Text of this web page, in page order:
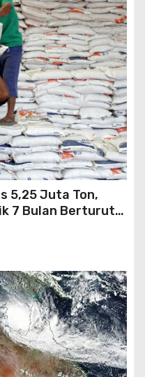
5,25 Juta Ton,
7 Bulan Berturut-